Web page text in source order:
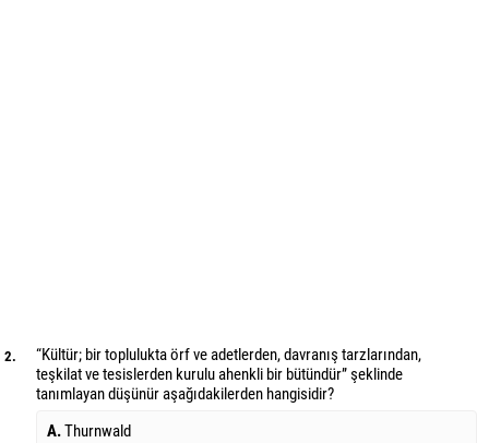
2.
“Kültür; bir toplulukta örf ve adetlerden, davranış tarzlarından,
teşkilat ve tesislerden kurulu ahenkli bir bütündür” şeklinde
tanımlayan düşünür aşağıdakilerden hangisidir?
A.Thurnwald